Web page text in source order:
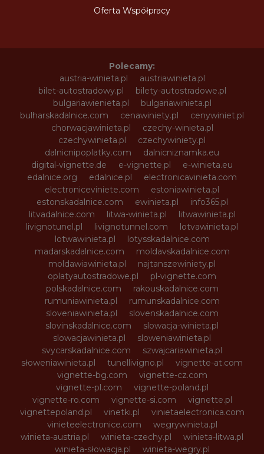
Oferta Współpracy
Polecamy:
austria-winieta.pl
austriawinieta.pl
bilet-autostradowy.pl
bilety-autostradowe.pl
bulgariawienieta.pl
bulgariawinieta.pl
bulharskadalnice.com
cenawiniety.pl
cenywiniet.pl
chorwacjawinieta.pl
czechy-winieta.pl
czechywinieta.pl
czechywiniety.pl
dalnicnipoplatky.com
dalnicniznamka.eu
digital-vignette.de
e-vignette.pl
e-winieta.eu
edalnice.org
edalnice.pl
electronicavinieta.com
electroniceviniete.com
estoniawinieta.pl
estonskadalnice.com
ewinieta.pl
info365.pl
litvadalnice.com
litwa-winieta.pl
litwawinieta.pl
livignotunel.pl
livignotunnel.com
lotvawinieta.pl
lotwawinieta.pl
lotysskadalnice.com
madarskadalnice.com
moldavskadalnice.com
moldawiawinieta.pl
najtanszewiniety.pl
oplatyautostradowe.pl
pl-vignette.com
polskadalnice.com
rakouskadalnice.com
rumuniawinieta.pl
rumunskadalnice.com
sloveniawinieta.pl
slovenskadalnice.com
slovinskadalnice.com
slowacja-winieta.pl
slowacjawinieta.pl
sloweniawinieta.pl
svycarskadalnice.com
szwajcariawinieta.pl
słoweniawinieta.pl
tunellivigno.pl
vignette-at.com
vignette-bg.com
vignette-cz.com
vignette-pl.com
vignette-poland.pl
vignette-ro.com
vignette-si.com
vignette.pl
vignettepoland.pl
vinetki.pl
vinietaelectronica.com
vinieteelectronice.com
wegrywinieta.pl
winieta-austria.pl
winieta-czechy.pl
winieta-litwa.pl
winieta-słowacja.pl
winieta-wegry.pl